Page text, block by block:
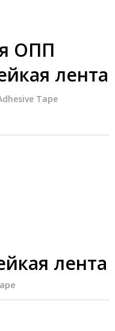
ОПП
лента
Tape
лента